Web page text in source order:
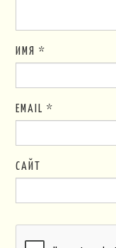
ИМЯ*
EMAIL*
САЙТ